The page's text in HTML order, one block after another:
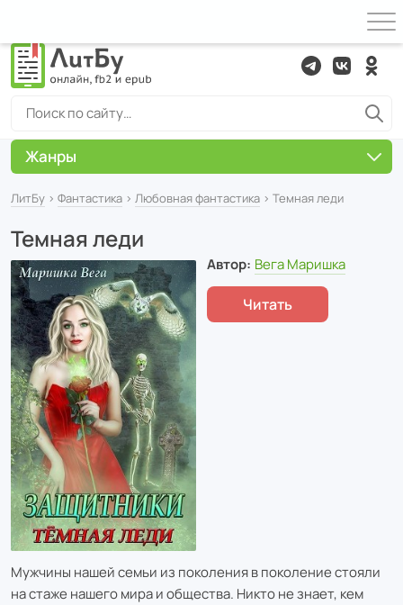
ЛитБу › Фантастика › Любовная фантастика › Темная леди
Темная леди
Автор: Вега Маришка
Читать
Мужчины нашей семьи из поколения в поколение стояли
на стаже нашего мира и общества. Никто не знает, кем
Жанры